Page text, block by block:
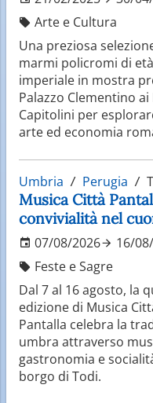
Arte e Cultura
Una preziosa
marmi policromi di età
imperiale in mostra
Palazzo Clementino ai
Capitolini per
arte ed economia
Umbria Perugia
Musica Città
convivialità nel
07/08/2026
16/
Feste e Sagre
Dal 7 al 16 agosto, la
edizione di Musica
Pantalla celebra la
umbra attraverso
gastronomia e
borgo di Todi.